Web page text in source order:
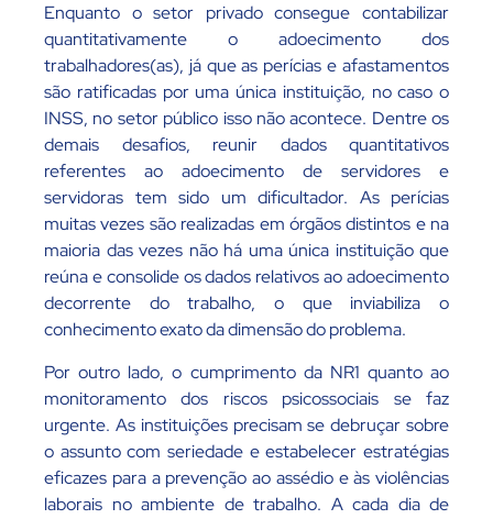
Enquanto o setor privado consegue contabilizar
quantitativamente o adoecimento dos
trabalhadores(as), já que as perícias e afastamentos
são ratificadas por uma única instituição, no caso o
INSS, no setor público isso não acontece. Dentre os
demais desafios, reunir dados quantitativos
referentes ao adoecimento de servidores e
servidoras tem sido um dificultador. As perícias
muitas vezes são realizadas em órgãos distintos e na
maioria das vezes não há uma única instituição que
reúna e consolide os dados relativos ao adoecimento
decorrente do trabalho, o que inviabiliza o
conhecimento exato da dimensão do problema.
Por outro lado, o cumprimento da NR1 quanto ao
monitoramento dos riscos psicossociais se faz
urgente. As instituições precisam se debruçar sobre
o assunto com seriedade e estabelecer estratégias
eficazes para a prevenção ao assédio e às violências
laborais no ambiente de trabalho. A cada dia de